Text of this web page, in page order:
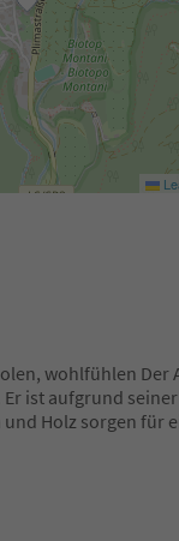
wohlfühlen Der
ist aufgrund
Holz sorgen für